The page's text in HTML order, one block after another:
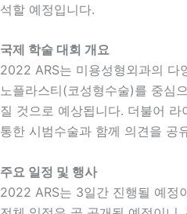
석할 예정입니다.
국제 학술 대회 개요
2022 ARS는 미용성형외과의 다
노플라스티(코성형수술)를 중심
질 것으로 예상됩니다. 더불어
통한 시범수술과 함께 의견을 공
주요 일정 및 행사
2022 ARS는 3일간 진행될 예정